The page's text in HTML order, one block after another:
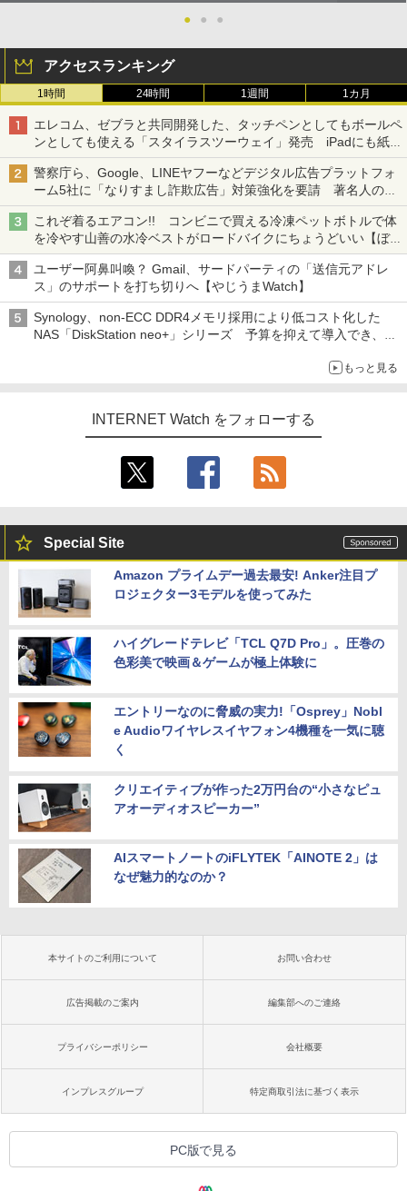
● ● ●
アクセスランキング
1時間 24時間 1週間 1カ月
エレコム、ゼブラと共同開発した、タッチペンとしてもボールペ
ンとしても使える「スタイラスツーウェイ」発売 iPadにも紙に
も、持ち替えずに書き込める
警察庁ら、Google、LINEヤフーなどデジタル広告プラットフォ
ーム5社に「なりすまし詐欺広告」対策強化を要請 著名人の写
真や映像を使った投資詐欺などへの対策として
これぞ着るエアコン!! コンビニで買える冷凍ペットボトルで体
を冷やす山善の水冷ベストがロードバイクにちょうどいい【ぼっ
ち・ざ・ろーど！その14】【空いた時間でなにしてる？】
ユーザー阿鼻叫喚？ Gmail、サードパーティの「送信元アドレ
ス」のサポートを打ち切りへ【やじうまWatch】
Synology、non-ECC DDR4メモリ採用により低コスト化した
NAS「DiskStation neo+」シリーズ 予算を抑えて導入でき、
もっと見る
INTERNET Watch をフォローする
Special Site
Amazon プライムデー過去最安! Anker注目プ
ロジェクター3モデルを使ってみた
ハイグレードテレビ「TCL Q7D Pro」。圧巻の
色彩美で映画＆ゲームが極上体験に
エントリーなのに脅威の実力!「Osprey」Nobl
e Audioワイヤレスイヤフォン4機種を一気に聴
く
クリエイティブが作った2万円台の“小さなピュ
アオーディオスピーカー”
AIスマートノートのiFLYTEK「AINOTE 2」は
なぜ魅力的なのか？
本サイトのご利用について お問い合わせ
広告掲載のご案内 編集部へのご連絡
プライバシーポリシー 会社概要
インプレスグループ 特定商取引法に基づく表示
PC版で見る